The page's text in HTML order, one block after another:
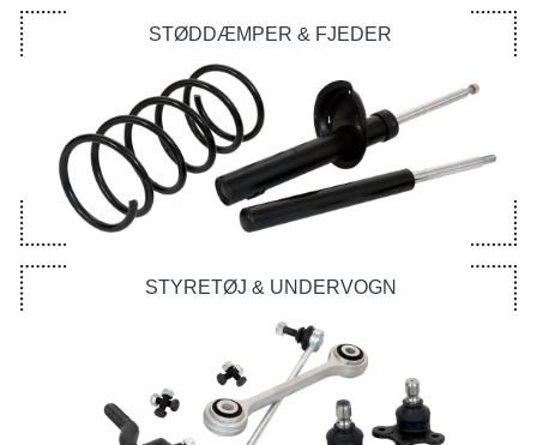
STØDDÆMPER & FJEDER
STYRETØJ & UNDERVOGN